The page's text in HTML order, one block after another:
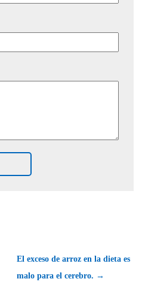
El exceso de arroz en la dieta es
malo para el cerebro. →